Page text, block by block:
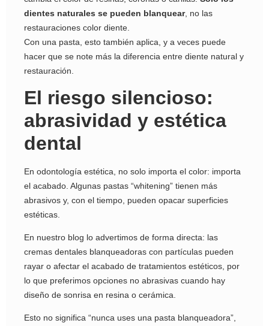
dientes naturales se pueden blanquear, no las
restauraciones color diente.
Con una pasta, esto también aplica, y a veces puede
hacer que se note más la diferencia entre diente natural y
restauración.
El riesgo silencioso:
abrasividad y estética
dental
En odontología estética, no solo importa el color: importa
el acabado. Algunas pastas “whitening” tienen más
abrasivos y, con el tiempo, pueden opacar superficies
estéticas.
En nuestro blog lo advertimos de forma directa: las
cremas dentales blanqueadoras con partículas pueden
rayar o afectar el acabado de tratamientos estéticos, por
lo que preferimos opciones no abrasivas cuando hay
diseño de sonrisa en resina o cerámica.
Esto no significa “nunca uses una pasta blanqueadora”,